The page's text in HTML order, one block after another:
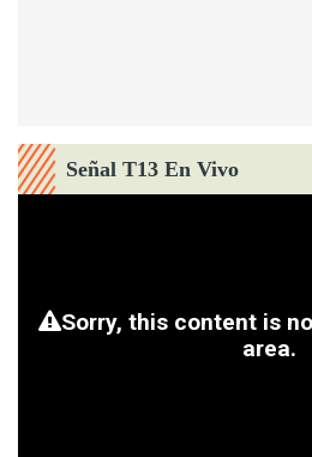
Señal T13 En Vivo